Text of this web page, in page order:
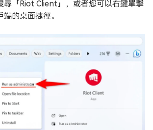
尋「Riot Client」，或者您可以右鍵單擊
的桌面捷徑。